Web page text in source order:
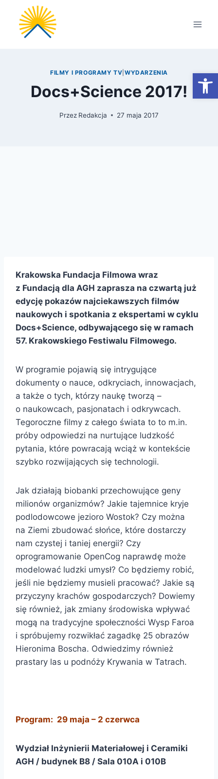
Przejdź
treści
FILMY I PROGRAMY TV WYDARZENIA
Docs+Science 2017!
Przez Redakcja 27 maja 2017
Krakowska Fundacja Filmowa wraz
z Fundacją dla AGH zaprasza na czwartą już
edycję pokazów najciekawszych filmów
naukowych i spotkania z ekspertami w cyklu
Docs+Science, odbywającego się w ramach
57. Krakowskiego Festiwalu Filmowego.
W programie pojawią się intrygujące
dokumenty o nauce, odkryciach, innowacjach,
a także o tych, którzy naukę tworzą –
o naukowcach, pasjonatach i odkrywcach.
Tegoroczne filmy z całego świata to to m.in.
próby odpowiedzi na nurtujące ludzkość
pytania, które powracają wciąż w kontekście
szybko rozwijających się technologii.
Jak działają biobanki przechowujące geny
milionów organizmów? Jakie tajemnice kryje
podlodowcowe jezioro Wostok? Czy można
na Ziemi zbudować słońce, które dostarczy
nam czystej i taniej energii? Czy
oprogramowanie OpenCog naprawdę może
modelować ludzki umysł? Co będziemy robić,
jeśli nie będziemy musieli pracować? Jakie są
przyczyny krachów gospodarczych? Dowiemy
się również, jak zmiany środowiska wpływać
mogą na tradycyjne społeczności Wysp Faroa
i spróbujemy rozwikłać zagadkę 25 obrazów
Hieronima Boscha. Odwiedzimy również
prastary las u podnóży Krywania w Tatrach.
Program: 29 maja – 2 czerwca
Wydział Inżynierii Materiałowej i Ceramiki
AGH / budynek B8 / Sala 010A i 010B